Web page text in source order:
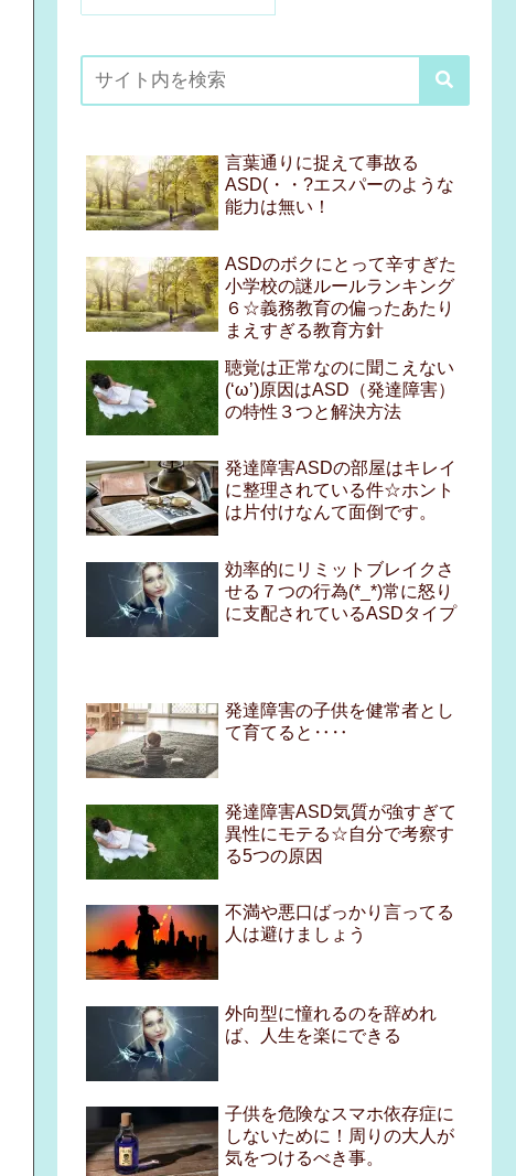
言葉通りに捉えて事故る
ASD(・・?エスパーのような
能力は無い！
ASDのボクにとって辛すぎた
小学校の謎ルールランキング
６☆義務教育の偏ったあたり
まえすぎる教育方針
聴覚は正常なのに聞こえない
(‘ω’)原因はASD（発達障害）
の特性３つと解決方法
発達障害ASDの部屋はキレイ
に整理されている件☆ホント
は片付けなんて面倒です。
効率的にリミットブレイクさ
せる７つの行為(*_*)常に怒り
に支配されているASDタイプ
発達障害の子供を健常者とし
て育てると‥‥
発達障害ASD気質が強すぎて
異性にモテる☆自分で考察す
る5つの原因
不満や悪口ばっかり言ってる
人は避けましょう
外向型に憧れるのを辞めれ
ば、人生を楽にできる
子供を危険なスマホ依存症に
しないために！周りの大人が
気をつけるべき事。